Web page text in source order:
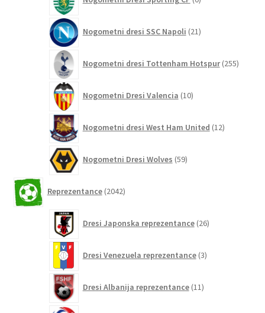
izdelkov
Nogometni dresi SSC Napoli 21izdelkov
Nogometni dresi Tottenham Hotspur 255
Nogometni Dresi Valencia 10izdelkov
Nogometni dresi West Ham United 12izdelkov
Nogometni Dresi Wolves 59izdelkov
Reprezentance 2042izdelkov
Dresi Japonska reprezentance 26izdelkov
Dresi Venezuela reprezentance 3izdelki
Dresi Albanija reprezentance 11izdelkov